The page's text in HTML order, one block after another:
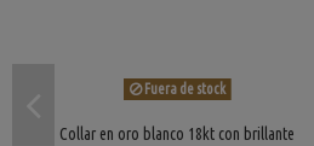
Fuera de stock
Collar en oro blanco 18kt con brillante